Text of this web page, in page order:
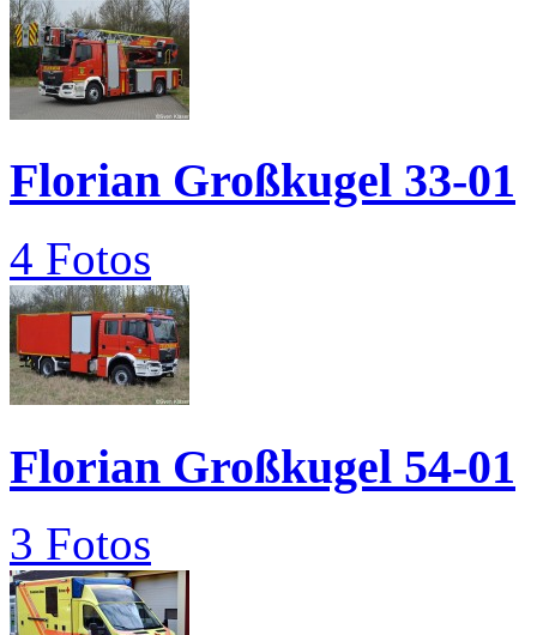
Florian Großkugel 33-01
4 Fotos
Florian Großkugel 54-01
3 Fotos